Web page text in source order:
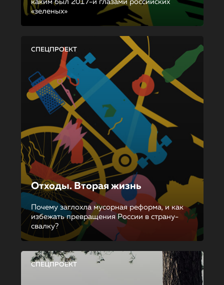
каким был 2017-й глазами российских
«зеленых»
СПЕЦПРОЕКТ
Отходы. Вторая жизнь
Почему заглохла мусорная реформа, и как
избежать превращения России в страну-
свалку?
СПЕЦПРОЕКТ